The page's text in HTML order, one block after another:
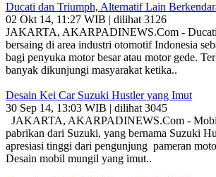
Ducati dan Triumph, Alternatif Lain
02 Okt 14, 11:27 WIB | dilihat 3126
JAKARTA, AKARPADINEWS.Com -
bersaing di area industri otomotif Indonesia
bagi penyuka motor besar atau motor gede.
banyak dikunjungi masyarakat ketika..
Desain Kei Car Suzuki Hustler yang Imut
30 Sep 14, 13:03 WIB | dilihat 3045
JAKARTA, AKARPADINEWS.Com -
pabrikan dari Suzuki, yang bernama Suzuki
apresiasi tinggi dari pengunjung pameran
Desain mobil mungil yang imut..